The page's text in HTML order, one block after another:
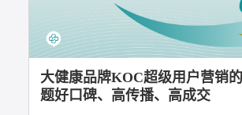
实力认证!知家晋级巨量营销
商，驱动汽车科学增长